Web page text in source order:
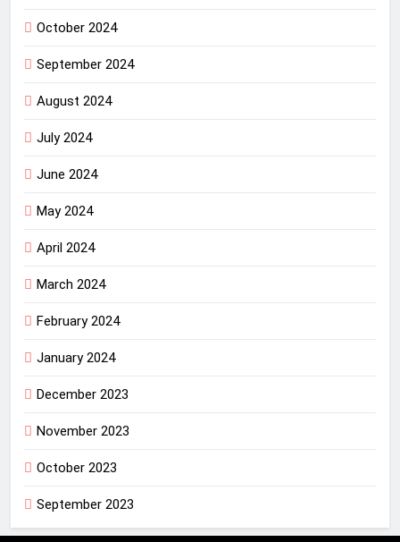
October 2024
September 2024
August 2024
July 2024
June 2024
May 2024
April 2024
March 2024
February 2024
January 2024
December 2023
November 2023
October 2023
September 2023